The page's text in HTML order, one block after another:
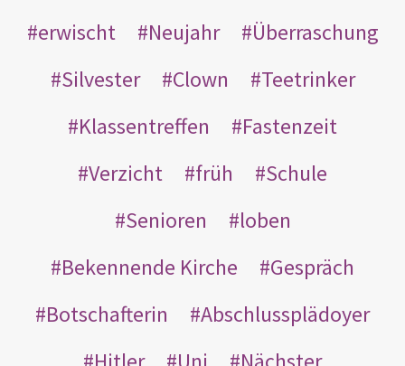
erwischt
Neujahr
Überraschung
Silvester
Clown
Teetrinker
Klassentreffen
Fastenzeit
Verzicht
früh
Schule
Senioren
loben
Bekennende Kirche
Gespräch
Botschafterin
Abschlussplädoyer